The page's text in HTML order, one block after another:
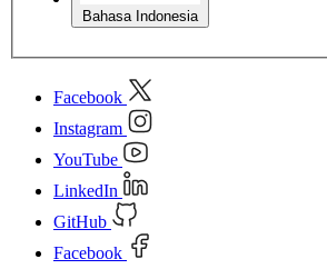
Bahasa Indonesia
Facebook
Instagram
YouTube
LinkedIn
GitHub
Facebook